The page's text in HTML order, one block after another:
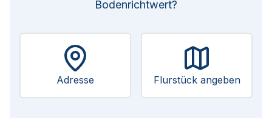
Bodenrichtwert?
Adresse Flurstück angeben